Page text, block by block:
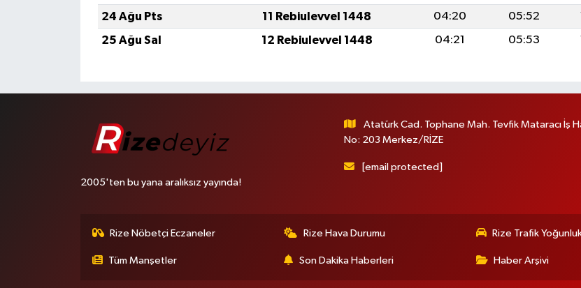
24 Ağu Pts
11 Rebiulevvel 1448 04:20 05:52
25 Ağu Sal
12 Rebiulevvel 1448 04:21 05:53
2005'ten bu yana aralıksız yayında!
Atatürk Cad. Tophane Mah. Tevfik Mataracı İş
No: 203 Merkez/RİZE
[email protected]
Rize Nöbetçi Eczaneler Rize Hava Durumu Rize Trafik
Tüm Manşetler Son Dakika Haberleri Haber Arşivi